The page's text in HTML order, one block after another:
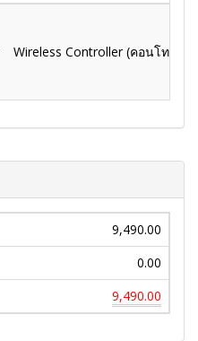
Wireless Controller (คอนโทรลเ
9,490.00
0.00
9,490.00